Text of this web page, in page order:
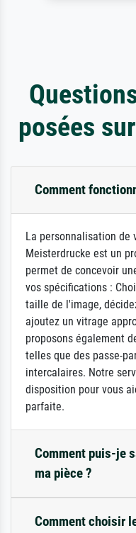
posées
Comment
La personnalisation de
Meisterdrucke est un
permet de concevoir
vos spécifications :
taille de l'image,
ajoutez un vitrage
proposons également
telles que des passe-
intercalaires. Notre
disposition pour vous
parfaite.
Comment puis-je
ma pièce ?
Comment choisir